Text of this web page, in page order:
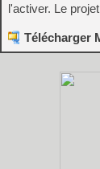
l'activer. Le
Télécharger